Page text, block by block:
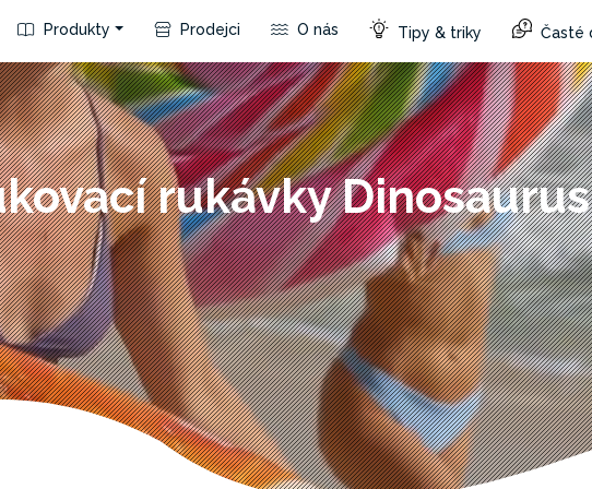
Produkty Prodejci O nás Tipy & triky Časté
rukávky Dinosaurus